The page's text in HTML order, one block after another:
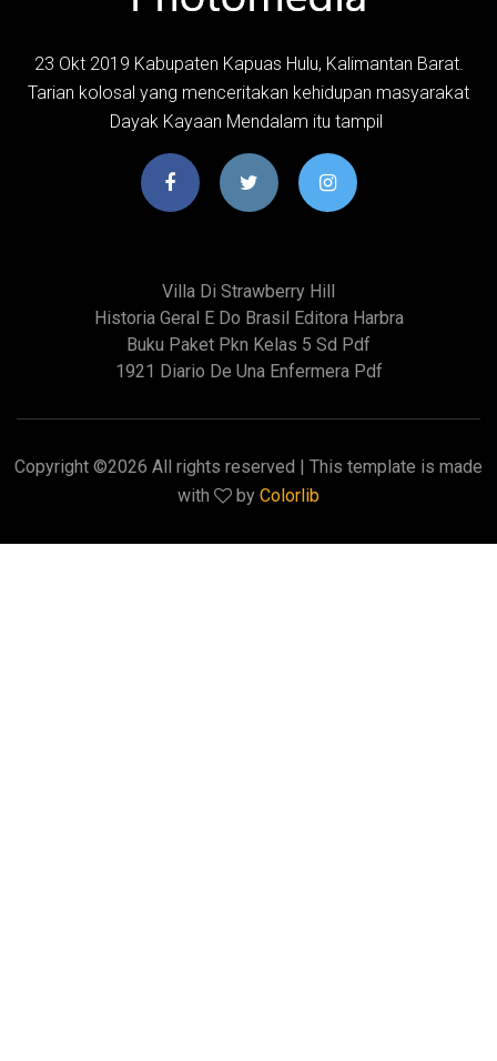
23 Okt 2019 Kabupaten Kapuas Hulu, Kalimantan Barat.
Tarian kolosal yang menceritakan kehidupan masyarakat
Dayak Kayaan Mendalam itu tampil
Villa Di Strawberry Hill
Historia Geral E Do Brasil Editora Harbra
Buku Paket Pkn Kelas 5 Sd Pdf
1921 Diario De Una Enfermera Pdf
Copyright ©2026 All rights reserved | This template is made
with
by Colorlib